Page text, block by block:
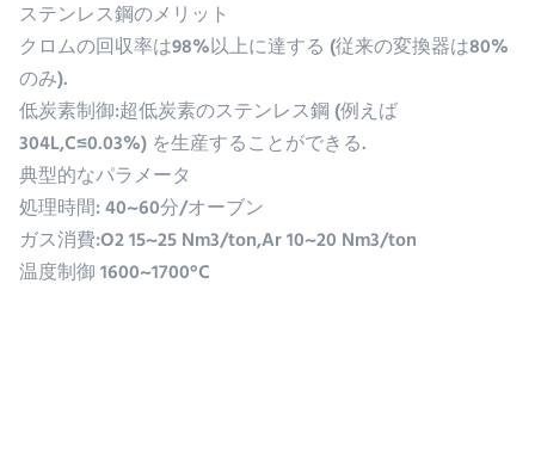
ステンレス鋼のメリット
クロムの回収率は98%以上に達する (従来の変換器は80%
のみ).
低炭素制御:超低炭素のステンレス鋼 (例えば
304L,C≤0.03%) を生産することができる.
典型的なパラメータ
処理時間: 40~60分/オーブン
ガス消費:O2 15~25 Nm3/ton,Ar 10~20 Nm3/ton
温度制御 1600~1700°C